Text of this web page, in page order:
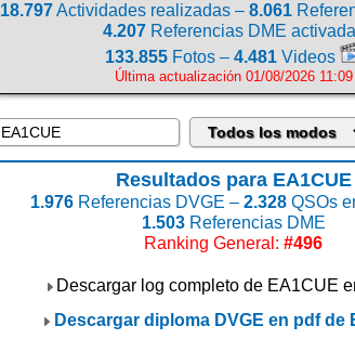
18.797Actividades realizadas – 8.061
4.207Referencias DME
133.855 Fotos – 4.481 Videos
Última actualización 01/08/2026 11:09
Resultados para EA1CUE
1.976Referencias DVGE – 2.328QSOs
1.503Referencias DME
Ranking General: #496
Descargar log completo de EA1CUE
Descargar diploma DVGE en pdf de